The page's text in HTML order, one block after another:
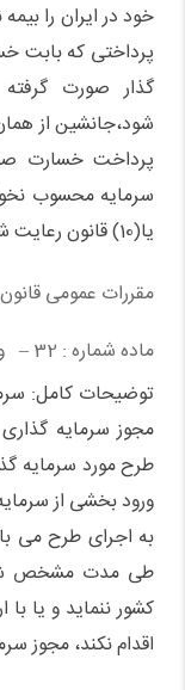
خود در ایران را
پرداختی که بابت
گذار صورت
شود،‌جانشین از
پرداخت خسارت
یا(10) قانون رعایت شده باشد.
مقررات عمومی
ماده شماره : 32 – ورود بخشی از سرمایه سرمایه گذار به کشور
توضیحات کامل:
مجوز سرمایه
طرح مورد سرمایه
ورود بخشی از
به اجرای طرح می
طی مدت مشخص
کشور ننماید و یا
اقدام نکند، مجوز